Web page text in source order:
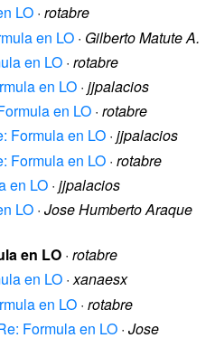
LO · rotabre
en LO · Gilberto Matute A.
en LO · rotabre
en LO · jjpalacios
en LO · rotabre
Formula en LO · jjpalacios
Formula en LO · rotabre
en LO · jjpalacios
LO · Jose Humberto Araque
en LO · rotabre
en LO ·xanaesx
en LO · rotabre
Formula en LO · Jose